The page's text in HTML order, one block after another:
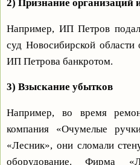
2) Признание организаций
Например, ИП Петров
суд Новосибирской области
ИП Петрова банкротом.
3) Взыскание убытков
Например, во время
компания «Очумелые
«Лесник», они сломали
оборудование. Фирма